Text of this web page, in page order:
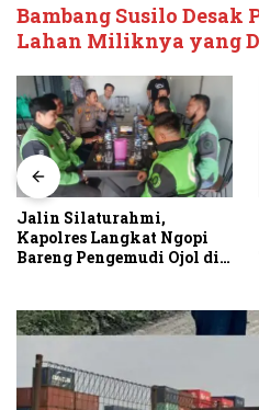
Bambang Susilo Desak
Lahan Miliknya yang
Jalin Silaturahmi,
Kapolres Langkat Ngopi
Bareng Pengemudi Ojol di